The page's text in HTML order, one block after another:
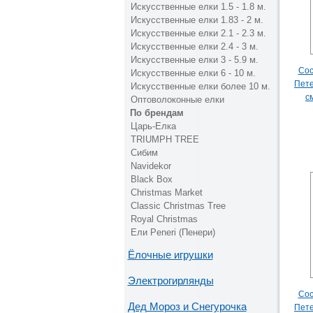
Искусственные елки 1.5 - 1.8 м.
Искусственные елки 1.83 - 2 м.
Искусственные елки 2.1 - 2.3 м.
Искусственные елки 2.4 - 3 м.
Искусственные елки 3 - 5.9 м.
Искусственные елки 6 - 10 м.
Искусственные елки более 10 м.
Оптоволоконные елки
По брендам
Царь-Елка
TRIUMPH TREE
Сибим
Navidekor
Black Box
Christmas Market
Classic Christmas Tree
Royal Christmas
Ели Peneri (Пенери)
Ёлочные игрушки
Электрогирлянды
Дед Мороз и Снегурочка